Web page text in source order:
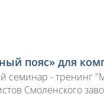
пояс» для
семинар - тренинг
Смоленского